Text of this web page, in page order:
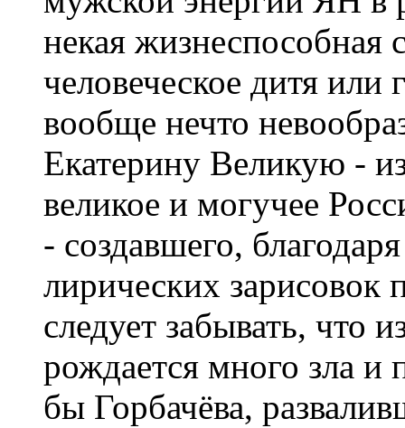
некая жизнеспособная
человеческое дитя или
вообще нечто
Екатерину Великую -
великое и могучее
- создавшего,
лирических
следует забывать,
рождается много зла
бы Горбачёва,